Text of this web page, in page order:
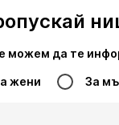
можем да те
жени За